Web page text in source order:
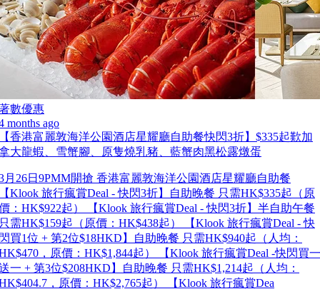
數優惠
months ago
香港富麗敦海洋公園酒店星耀廳自助餐快閃3折】$335起歎加
大龍蝦、雪蟹腳、原隻燒乳豬、藍蟹肉黑松露燉蛋
月26日9PMM開搶 香港富麗敦海洋公園酒店星耀廳自助餐
Klook 旅行瘋賞Deal - 快閃3折】自助晚餐 只需HK$335起（原
：HK$922起） 【Klook 旅行瘋賞Deal - 快閃3折】半自助午餐
需HK$159起（原價：HK$438起） 【Klook 旅行瘋賞Deal - 快
買1位 + 第2位$18HKD】自助晚餐 只需HK$940起（人均：
，原價：HK$1,844起） 【Klook 旅行瘋賞Deal -快閃買一
一 + 第3位$208HKD】自助晚餐 只需HK$1,214起（人均：
，原價：HK$2,765起） 【Klook 旅行瘋賞Dea